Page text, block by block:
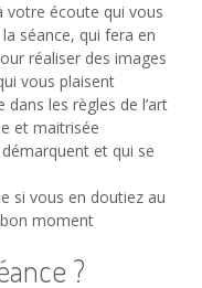
votre écoute qui vous
séance, qui fera en
réaliser des images
vous plaisent
dans les règles de l’art
et maitrisée
et qui se
si vous en doutiez au
moment
?